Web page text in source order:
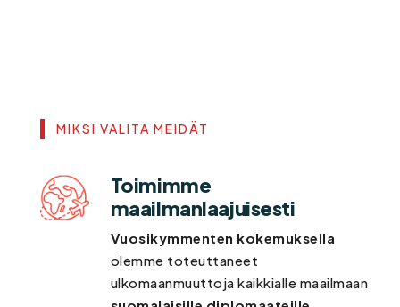
MIKSI VALITA MEIDÄT
Toimimme
maailmanlaajuisesti
Vuosikymmenten kokemuksella
olemme toteuttaneet
ulkomaanmuuttoja kaikkialle maailmaan